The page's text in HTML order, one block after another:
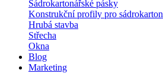
Sádrokartonářské pásky
Konstrukční profily pro sádrokarton
Hrubá stavba
Střecha
Okna
Blog
Marketing